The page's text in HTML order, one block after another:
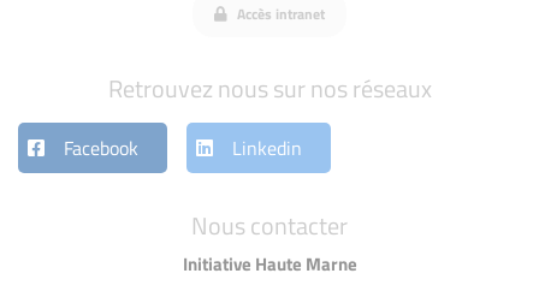
Nous contacter
Initiative Haute Marne
Accès intranet
Retrouvez nous sur nos réseaux
Facebook Linkedin